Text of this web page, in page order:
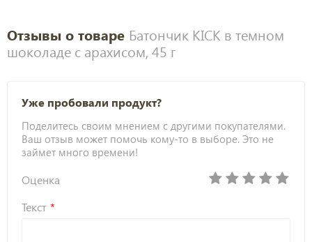
Отзывы о товаре Батончик KICK в темном
шоколаде с арахисом, 45 г
Уже пробовали продукт?
Поделитесь своим мнением с другими покупателями.
Ваш отзыв может помочь кому-то в выборе. Это не
займет много времени!
Оценка
Текст